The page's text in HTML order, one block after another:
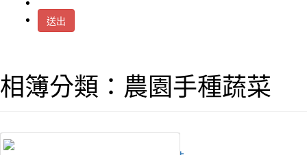
送出
相簿分類：農園手種蔬菜